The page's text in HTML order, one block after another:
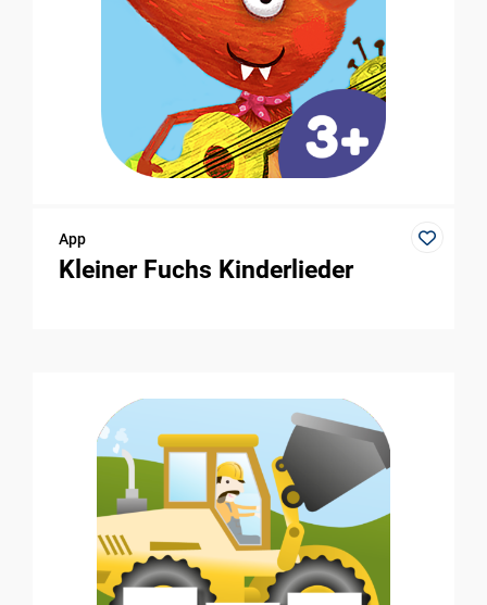
App
Kleiner Fuchs Kinderlieder